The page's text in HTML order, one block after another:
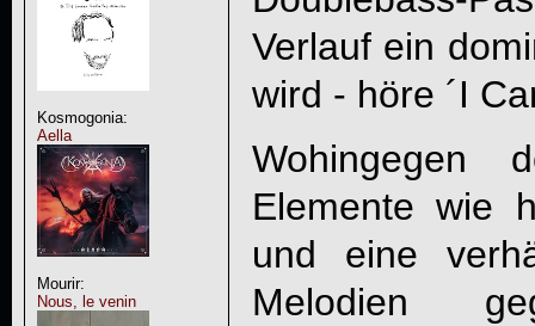
Kosmogonia:
Aella
Mourir:
Nous, le venin
Verlauf ein
wird - höre ´I
Wohingegen
Elemente wie
und eine
Melodien